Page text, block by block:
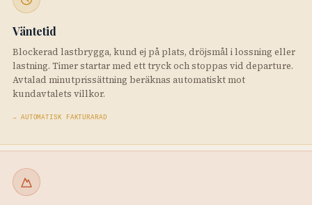
Väntetid
Blockerad lastbrygga, kund ej på plats, dröjsmål i lossning eller
lastning. Timer startar med ett tryck och stoppas vid departure.
Avtalad minutprissättning beräknas automatiskt mot
kundavtalets villkor.
→ AUTOMATISK FAKTURARAD